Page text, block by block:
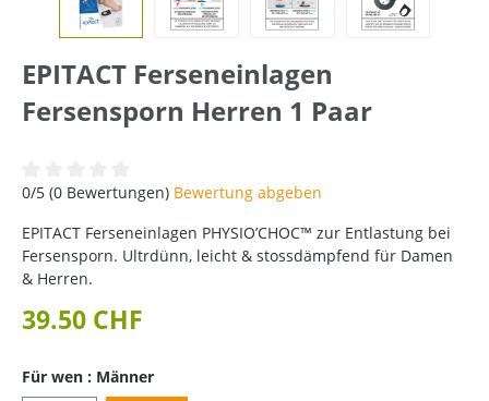
EPITACT Ferseneinlagen
Fersensporn Herren 1 Paar
Durchschnittliche Bewertung von 0 von 5 Sternen
0/5 (0 Bewertungen) Bewertung abgeben
EPITACT Ferseneinlagen PHYSIO’CHOC™ zur Entlastung bei
Fersensporn. Ultrdünn, leicht & stossdämpfend für Damen
& Herren.
39.50 CHF
Für wen : Männer